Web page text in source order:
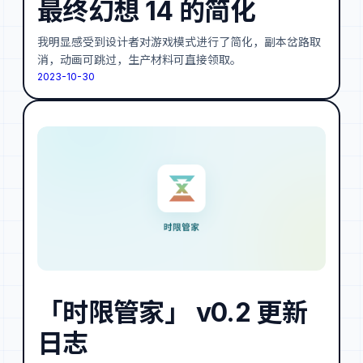
最终幻想 14 的简化
我明显感受到设计者对游戏模式进行了简化，副本岔路取
消，动画可跳过，生产材料可直接领取。
2023-10-30
「时限管家」 v0.2 更新
日志